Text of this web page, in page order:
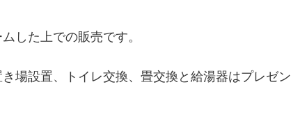
した上での販売です。
場設置、トイレ交換、畳交換と給湯器はプレゼン